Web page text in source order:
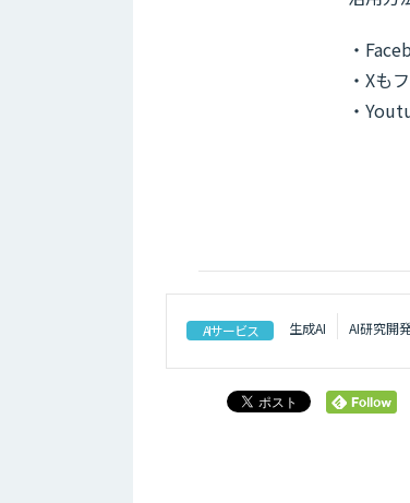
・
・Xも
・
AIサービス 生成AI AI研究開